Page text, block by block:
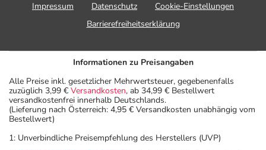
Impressum
Datenschutz
Cookie-Einstellungen
Barrierefreiheitserklärung
Informationen zu Preisangaben
Alle Preise inkl. gesetzlicher Mehrwertsteuer, gegebenenfalls
zuzüglich 3,99 € Versandkosten, ab 34,99 € Bestellwert
versandkostenfrei innerhalb Deutschlands.
(Lieferung nach Österreich: 4,95 € Versandkosten unabhängig vom
Bestellwert)
1: Unverbindliche Preisempfehlung des Herstellers (UVP)